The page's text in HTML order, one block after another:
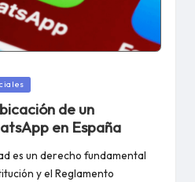
de un
en España
es un derecho fundamental
y el Reglamento